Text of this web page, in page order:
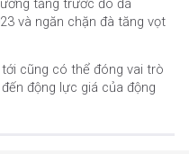
tăng trước đó đã
và ngăn chặn đà tăng vọt
cũng có thể đóng vai trò
động lực giá của động